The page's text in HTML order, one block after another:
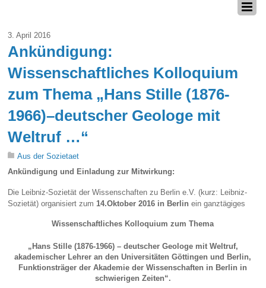
3. April 2016
Ankündigung:
Wissenschaftliches Kolloquium
zum Thema „Hans Stille (1876-
1966)–deutscher Geologe mit
Weltruf …“
Aus der Sozietaet
Ankündigung und Einladung zur Mitwirkung:
Die Leibniz-Sozietät der Wissenschaften zu Berlin e.V. (kurz: Leibniz-
Sozietät) organisiert zum 14.Oktober 2016 in Berlinein ganztägiges
Wissenschaftliches Kolloquium zum Thema
„Hans Stille (1876-1966) – deutscher Geologe mit Weltruf,
akademischer Lehrer an den Universitäten Göttingen und Berlin,
Funktionsträger der Akademie der Wissenschaften in Berlin in
schwierigen Zeiten“.